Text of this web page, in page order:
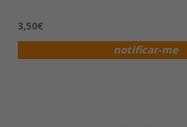
notificar-me
3,50€